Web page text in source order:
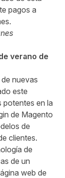
pagos a
verano de
nuevas
este
potentes en la
de Magento
de
clientes.
de
de un
web de